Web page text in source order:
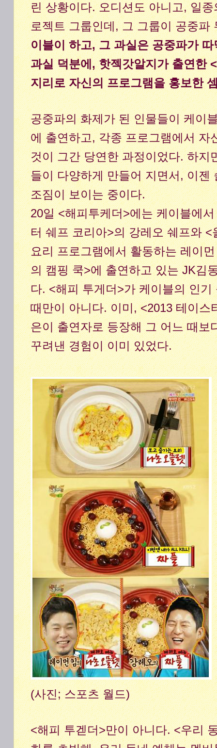
린 상황이다. 오디션도 아니고, 일
로젝트 그룹인데, 그 그룹이 공중파
이블이 하고, 그 과실은 공중파가
과실 덕분에, 핫젝갓알지가 출연한
지리로 자신의 프로그램을 홍보한
공중파의 화제가 된 인물들이 케이
에 출연하고, 각종 프로그램에서 자
것이 그간 당연한 과정이었다. 하지
들이 다양하게 만들어 지면서, 이젠
조짐이 보이는 중이다.
20일 <해피투케더>에는 케이블에
터 쉐프 코리아>의 강레오 쉐프와
요리 프로그램에서 활동하는 레이
의 캠핑 쿡>에 출연하고 있는 JK김
다. <해피 투게더>가 케이블의 인
때만이 아니다. 이미, <2013 테이스
은이 출연자로 등장해 그 어느 때보
꾸려낸 경험이 이미 있었다.
(사진; 스포츠 월드)
<해피 투겓더>만이 아니다. <우리